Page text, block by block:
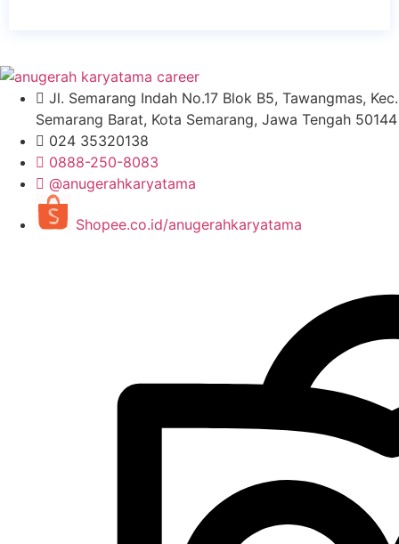
Jl. Semarang Indah No.17 Blok B5, Tawangmas, Kec.
Semarang Barat, Kota Semarang, Jawa Tengah 50144
024 35320138
0888-250-8083
@anugerahkaryatama
Shopee.co.id/anugerahkaryatama